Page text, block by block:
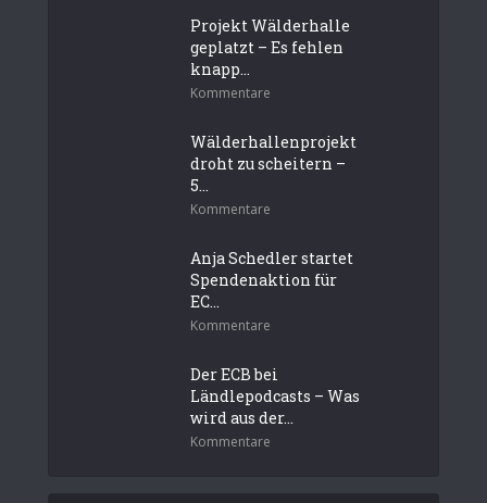
Projekt Wälderhalle
geplatzt – Es fehlen
knapp...
Kommentare
Wälderhallenprojekt
droht zu scheitern –
5...
Kommentare
Anja Schedler startet
Spendenaktion für
EC...
Kommentare
Der ECB bei
Ländlepodcasts – Was
wird aus der...
Kommentare